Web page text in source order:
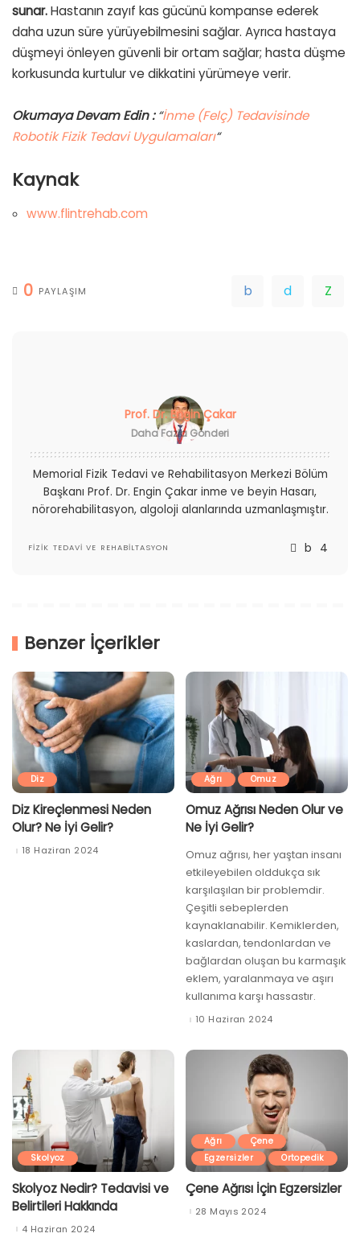
sunar.Hastanın zayıf kas gücünü kompanse ederek
daha uzun süre yürüyebilmesini sağlar. Ayrıca hastaya
düşmeyi önleyen güvenli bir ortam sağlar; hasta düşme
korkusunda kurtulur ve dikkatini yürümeye verir.
Okumaya Devam Edin :“İnme (Felç) Tedavisinde
Robotik Fizik Tedavi Uygulamaları“
Kaynak
www.flintrehab.com
0 PAYLAŞIM
Prof. Dr. Engin Çakar
Daha Fazla Gönderi
Memorial Fizik Tedavi ve Rehabilitasyon Merkezi Bölüm
Başkanı Prof. Dr. Engin Çakar inme ve beyin Hasarı,
nörorehabilitasyon, algoloji alanlarında uzmanlaşmıştır.
FIZIK TEDAVI VE REHABILTASYON
Benzer İçerikler
Diz
Diz Kireçlenmesi Neden
Olur? Ne İyi Gelir?
18 Haziran 2024
Ağrı Omuz
Omuz Ağrısı Neden Olur ve
Ne İyi Gelir?
Omuz ağrısı, her yaştan insanı
etkileyebilen olddukça sık
karşılaşılan bir problemdir.
Çeşitli sebeplerden
kaynaklanabilir. Kemiklerden,
kaslardan, tendonlardan ve
bağlardan oluşan bu karmaşık
eklem, yaralanmaya ve aşırı
kullanıma karşı hassastır.
10 Haziran 2024
Skolyoz
Skolyoz Nedir? Tedavisi ve
Belirtileri Hakkında
4 Haziran 2024
Ağrı
Çene
Egzersizler
Ortopedik
Çene Ağrısı İçin Egzersizler
28 Mayıs 2024